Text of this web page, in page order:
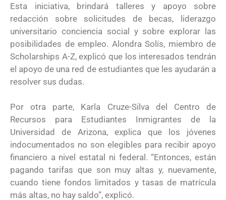
Esta iniciativa, brindará talleres y apoyo sobre
redacción sobre solicitudes de becas, liderazgo
universitario conciencia social y sobre explorar las
posibilidades de empleo. Alondra Solís, miembro de
Scholarships A-Z, explicó que los interesados tendrán
el apoyo de una red de estudiantes que les ayudarán a
resolver sus dudas.
Por otra parte, Karla Cruze-Silva del Centro de
Recursos para Estudiantes Inmigrantes de la
Universidad de Arizona, explica que los jóvenes
indocumentados no son elegibles para recibir apoyo
financiero a nivel estatal ni federal. “Entonces, están
pagando tarifas que son muy altas y, nuevamente,
cuando tiene fondos limitados y tasas de matrícula
más altas, no hay saldo”, explicó.